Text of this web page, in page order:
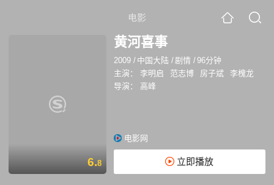
电影
6.8
黄河喜事
2009 / 中国大陆 /剧情 /96分钟
主演：
李明启 范志博 房子斌
李槐龙
导演：
高峰
电影网
立即播放